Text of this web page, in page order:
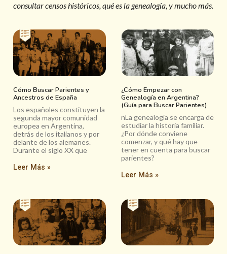
consultar censos históricos, qué es la genealogía, y mucho más.
Cómo Buscar Parientes y
Ancestros de España
Los españoles constituyen la
segunda mayor comunidad
europea en Argentina,
detrás de los italianos y por
delante de los alemanes.
Durante el siglo XX que
Leer Más »
¿Cómo Empezar con
Genealogía en Argentina?
(Guía para Buscar Parientes)
nLa genealogía se encarga de
estudiar la historia familiar.
¿Por dónde conviene
comenzar, y qué hay que
tener en cuenta para buscar
parientes?
Leer Más »